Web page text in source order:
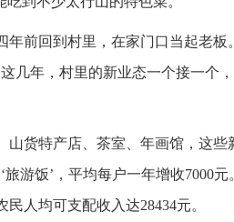
年前回到村里，在家门口当起老板
几年，村里的新业态一个接一个
山货特产店、茶室、年画馆，这些
游饭’，平均每户一年增收7000元
人均可支配收入达28434元。